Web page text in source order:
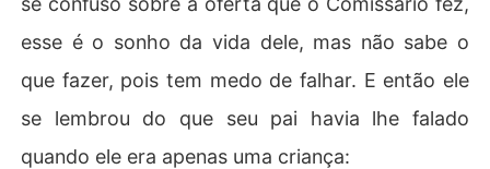
esse é o sonho da vida dele, mas não sabe o
que fazer, pois tem medo de falhar. E então ele
se lembrou do que seu pai havia lhe falado
quando ele era apenas uma criança: